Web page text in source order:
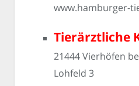
www.hamburger-
Tierärztliche
21444 Vierhöfen
Lohfeld 3